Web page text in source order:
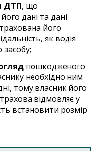
ДТП, що
дані та дані
його
як водія
пошкодженого
необхідно ним
тому власник його
відмовляє у
встановити розмір